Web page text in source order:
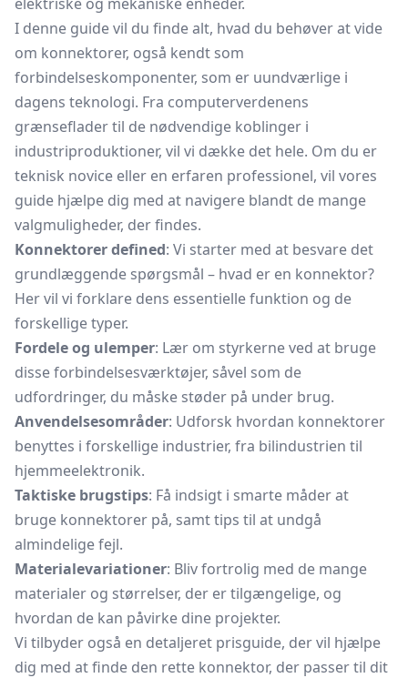
I denne guide vil du finde alt, hvad du behøver at vide
om konnektorer, også kendt som
forbindelseskomponenter, som er uundværlige i
dagens teknologi. Fra computerverdenens
grænseflader til de nødvendige koblinger i
industriproduktioner, vil vi dække det hele. Om du er
teknisk novice eller en erfaren professionel, vil vores
guide hjælpe dig med at navigere blandt de mange
valgmuligheder, der findes.
Konnektorer defined: Vi starter med at besvare det
grundlæggende spørgsmål – hvad er en konnektor?
Her vil vi forklare dens essentielle funktion og de
forskellige typer.
Fordele og ulemper: Lær om styrkerne ved at bruge
disse forbindelsesværktøjer, såvel som de
udfordringer, du måske støder på under brug.
Anvendelsesområder: Udforsk hvordan konnektorer
benyttes i forskellige industrier, fra bilindustrien til
hjemmeelektronik.
Taktiske brugstips: Få indsigt i smarte måder at
bruge konnektorer på, samt tips til at undgå
almindelige fejl.
Materialevariationer: Bliv fortrolig med de mange
materialer og størrelser, der er tilgængelige, og
hvordan de kan påvirke dine projekter.
Vi tilbyder også en detaljeret prisguide, der vil hjælpe
dig med at finde den rette konnektor, der passer til dit